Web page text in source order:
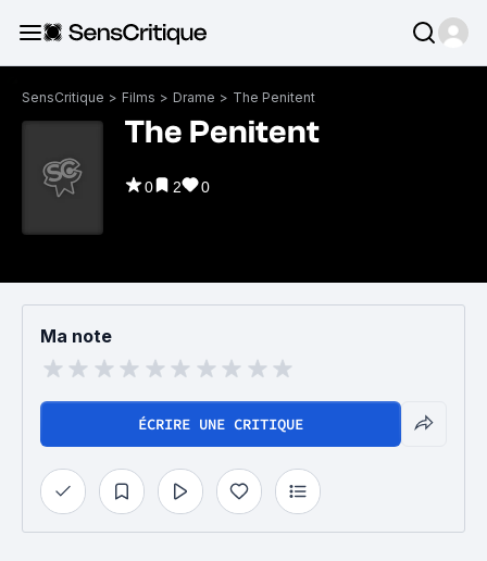
SensCritique > Films > Drame > The Penitent
The Penitent
0 2 0
Ma note
ÉCRIRE UNE CRITIQUE